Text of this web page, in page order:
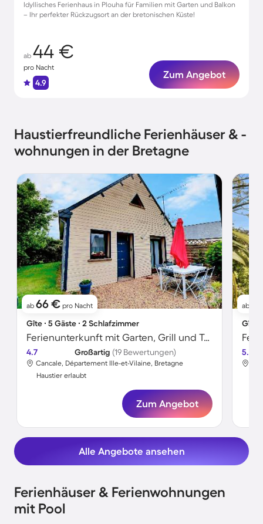
Idyllisches Ferienhaus in Plouha für Familien mit Garten und Balkon
– Ihr perfekter Rückzugsort an der bretonischen Küste!
ab 44 €
pro Nacht
4.9
Zum Angebot
Haustierfreundliche Ferienhäuser & -
wohnungen in der Bretagne
ab 66 € pro Nacht
Gîte ∙ 5 Gäste ∙ 2 Schlafzimmer
Ferienunterkunft mit Garten, Grill und Terrasse | Haustiere erlaubt
4.7 Großartig (19 Bewertungen)
Cancale, Département Ille-et-Vilaine, Bretagne
Haustier erlaubt
Zum Angebot
ab
Gîte
5.0
Alle Angebote ansehen
Ferienhäuser & Ferienwohnungen
mit Pool